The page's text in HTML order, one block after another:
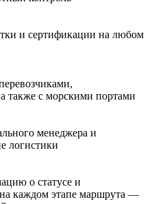
и сертификации на любом
также с морскими портами
менеджера и
логистики
о статусе и
каждом этапе маршрута —